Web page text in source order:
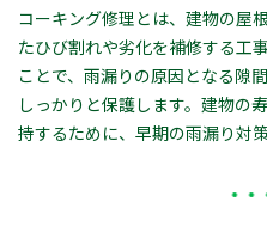
コーキング修理とは、建物の屋
たひび割れや劣化を補修する工
ことで、雨漏りの原因となる隙
しっかりと保護します。建物の
持するために、早期の雨漏り対